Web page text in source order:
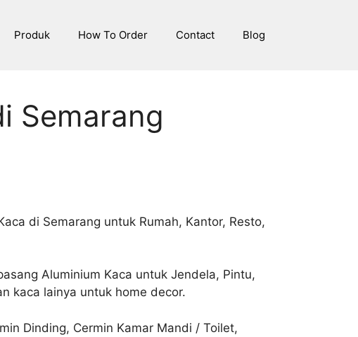
Produk How To Order Contact Blog
Semarang
di Semarang untuk Rumah, Kantor, Resto,
Aluminium Kaca untuk Jendela, Pintu,
kaca lainya untuk home decor.
Dinding, Cermin Kamar Mandi / Toilet,